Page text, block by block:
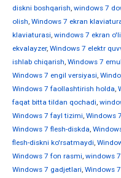
diskni boshqarish, windows 7
olish, Windows 7 ekran
klaviaturasi, windows 7 ekran
ekvalayzer, Windows 7 elektr
ishlab chiqarish, Windows 7
Windows 7 engil versiyasi,
Windows 7 faollashtirish holda,
faqat bitta tildan qochadi,
Windows 7 fayl tizimi, Windows
Windows 7 flesh-diskda,
flesh-diskni ko'rsatmaydi,
Windows 7 fon rasmi, windows
Windows 7 gadjetlari, Windows